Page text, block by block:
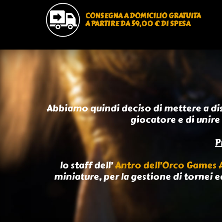
CONSEGNA A DOMICILIO GRATUITA
A PARTIRE DA 59,00 € DI SPESA
Abbiamo quindi deciso di mettere a
giocatore e di
lo staff dell’Antro dell’Orco Games
miniature, per la gestione di tornei